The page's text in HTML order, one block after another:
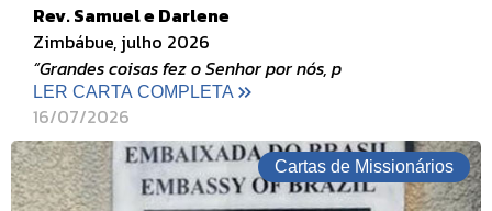
Rev. Samuel e Darlene
Zimbábue, julho 2026
“Grandes coisas fez o Senhor por nós, p
LER CARTA COMPLETA
16/07/2026
Cartas de Missionários